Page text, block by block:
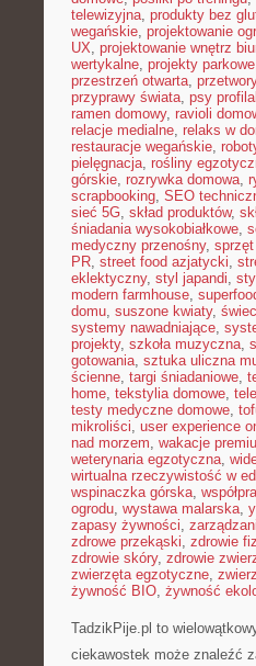
telewizyjna, produkty bez
wegańskie, projektowanie
UX, projektowanie wnętrz
wertykalne, projekty parkowe
przestrzeń otwarta,
przyprawy świata, psy
ramen domowy, ravioli
relacje medialne, relaks w
restauracje wegańskie,
pielęgnacja, rośliny
górskie, rozrywka domowa,
scrapbooking, SEO
sieć 5G, skład produktów,
śniadania wysokobiałkowe,
medyczny przenośny,
PR, street food azjatycki,
eklektyczny, styl japandi,
modern farmhouse,
domu, suszone kwiaty,
systemy nawadniające,
projekty, szkoła muzyczna,
gotowania, sztuka uliczna
ścienne, targi śniadaniowe,
home, tekstylia domowe,
testy medyczne domowe,
mikroliści, user experience
nad morzem, wakacje
weterynaria egzotyczna,
wirtualna rzeczywistość w
wspinaczka górska,
ogrodu, wystawa malarska,
zapasy żywności,
zdrowe przekąski, zdrowie
zdrowie skóry, zdrowie
zwierzęta egzotyczne,
żywność BIO, żywność
TadzikPije.pl to
ciekawostek może znaleźć